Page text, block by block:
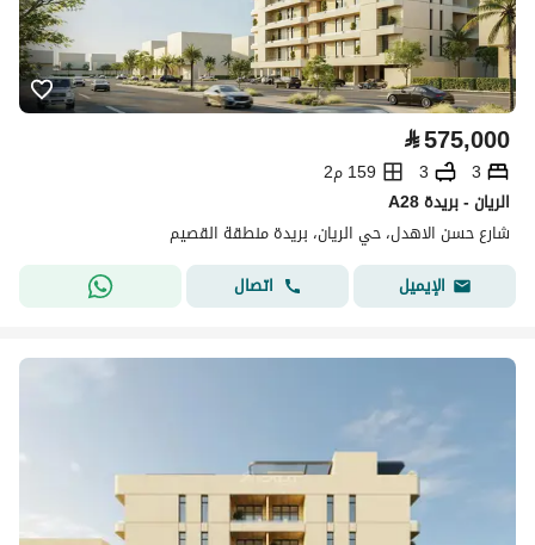
⃁575,000
3
3
159 م2
A28 الريان - بريدة
شارع حسن الاهدل، حي الريان، بريدة منطقة القصيم
الإيميل
اتصال